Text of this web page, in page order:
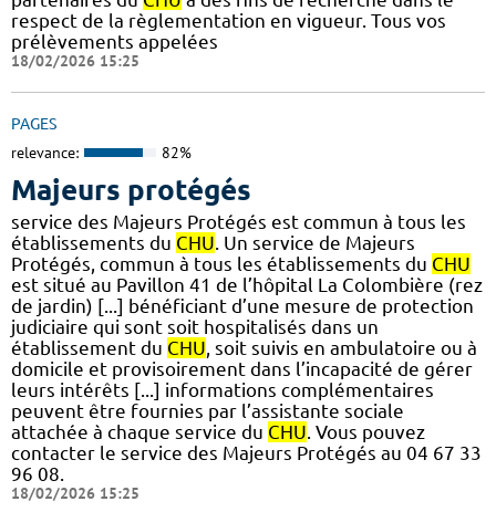
respect de la règlementation en vigueur. Tous vos
prélèvements appelées
18/02/2026 15:25
PAGES
relevance: 82%
Majeurs protégés
service des Majeurs Protégés est commun à tous les
établissements du CHU. Un service de Majeurs
Protégés, commun à tous les établissements du CHU
est situé au Pavillon 41 de l’hôpital La Colombière (rez
de jardin) [...] bénéficiant d’une mesure de protection
judiciaire qui sont soit hospitalisés dans un
établissement du CHU, soit suivis en ambulatoire ou à
domicile et provisoirement dans l’incapacité de gérer
leurs intérêts [...] informations complémentaires
peuvent être fournies par l’assistante sociale
attachée à chaque service du CHU. Vous pouvez
contacter le service des Majeurs Protégés au 04 67 33
96 08.
18/02/2026 15:25